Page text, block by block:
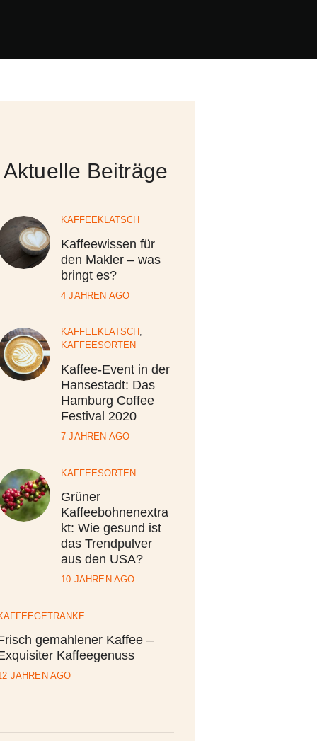
Aktuelle Beiträge
KAFFEEKLATSCH
Kaffeewissen für
den Makler – was
bringt es?
4 JAHREN AGO
KAFFEEKLATSCH,
KAFFEESORTEN
Kaffee-Event in der
Hansestadt: Das
Hamburg Coffee
Festival 2020
7 JAHREN AGO
KAFFEESORTEN
Grüner
Kaffeebohnenextra
kt: Wie gesund ist
das Trendpulver
aus den USA?
10 JAHREN AGO
gemahlener Kaffee –
Kaffeegenuss
JAHREN AGO